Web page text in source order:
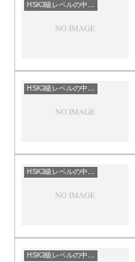
HSK3級レベルの中国語
HSK3級レベルの中国語
HSK3級レベルの中国語
HSK3級レベルの中国語